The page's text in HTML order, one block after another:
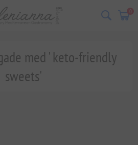
0
med ' keto-friendly
sweets'